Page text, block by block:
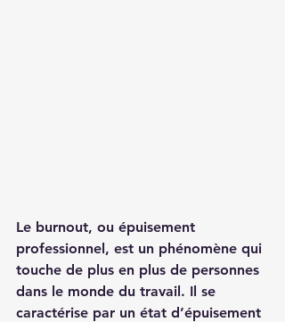
Le burnout, ou épuisement
professionnel, est un phénomène qui
touche de plus en plus de personnes
dans le monde du travail. Il se
caractérise par un état d’épuisement